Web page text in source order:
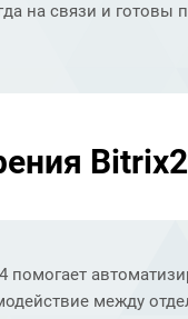
на связи и
помогает
между